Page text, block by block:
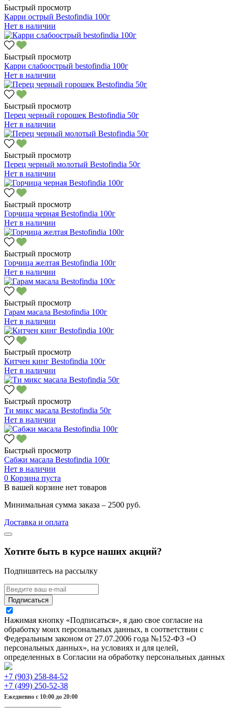
Быстрый просмотр
Карри острый Bestofindia 100г
Нет в наличии
Быстрый просмотр
Карри слабоострый bestofindia 100г
Нет в наличии
Быстрый просмотр
Перец черный горошек Bestofindia 50г
Нет в наличии
Быстрый просмотр
Перец черный молотый Bestofindia 50г
Нет в наличии
Быстрый просмотр
Горчица черная Bestofindia 100г
Нет в наличии
Быстрый просмотр
Горчица желтая Bestofindia 100г
Нет в наличии
Быстрый просмотр
Гарам масала Bestofindia 100г
Нет в наличии
Быстрый просмотр
Китчен кинг Bestofindia 100г
Нет в наличии
Быстрый просмотр
Ти микс масала Bestofindia 50г
Нет в наличии
Быстрый просмотр
Сабжи масала Bestofindia 100г
Нет в наличии
0 Корзина пуста
В вашей корзине нет товаров
Минимальная сумма заказа – 2500 руб.
Доставка и оплата
Хотите быть в курсе наших акций?
Подпишитесь на рассылку
Подписаться
Нажимая кнопку «Подписаться», я даю свое согласие на
обработку моих персональных данных, в соответствии с
Федеральным законом от 27.07.2006 года №152-ФЗ «О
персональных данных», на условиях и для целей,
определенных в Согласии на обработку персональных данных
+7 (903) 258-84-52
+7 (499) 250-52-38
Ежедневно с 10:00 до 20:00